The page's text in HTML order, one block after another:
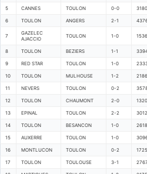
5 CANNES TOULON 0-0 3180
6 TOULON ANGERS 2-1
7
GAZELEC
AJACCIO
TOULON 1-0 1536
8 TOULON BEZIERS 1-1
9 RED STAR TOULON 1-0
10 TOULON MULHOUSE 1-2 2186
11 NEVERS TOULON 0-2
12 TOULON CHAUMONT 2-0 1320
13 EPINAL TOULON 2-2 3012
14 TOULON BESANCON 1-0 2618
15 AUXERRE TOULON 1-0
16 MONTLUCON TOULON 0-2 1725
17 TOULON TOULOUSE 3-1 2767